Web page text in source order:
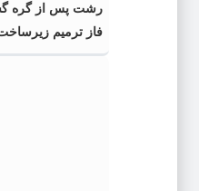
رشت پس از گره
فاز ترمیم